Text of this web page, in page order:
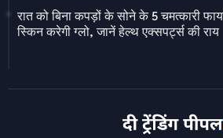
रात को बिना कपड़ों के सोने के 5 चमत्कारी
स्किन करेगी ग्लो, जानें हेल्थ एक्सपर्ट्स की राय